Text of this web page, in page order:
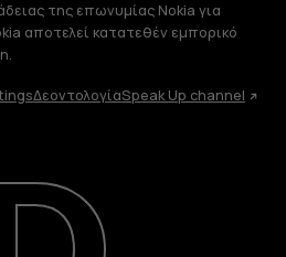
της επωνυμίας Nokia για
αποτελεί κατατεθέν εμπορικό
ΔεοντολογίαSpeak Up channel